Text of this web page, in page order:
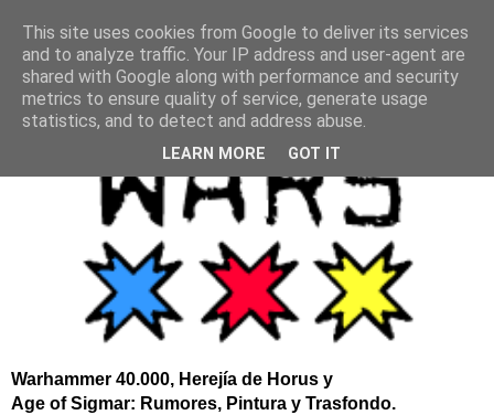
Warhammer 40.000, Herejía de Horus y
Age of Sigmar: Rumores, Pintura y Trasfondo.
This site uses cookies from Google to deliver its services
and to analyze traffic. Your IP address and user-agent are
shared with Google along with performance and security
metrics to ensure quality of service, generate usage
statistics, and to detect and address abuse.
LEARN MORE GOT IT